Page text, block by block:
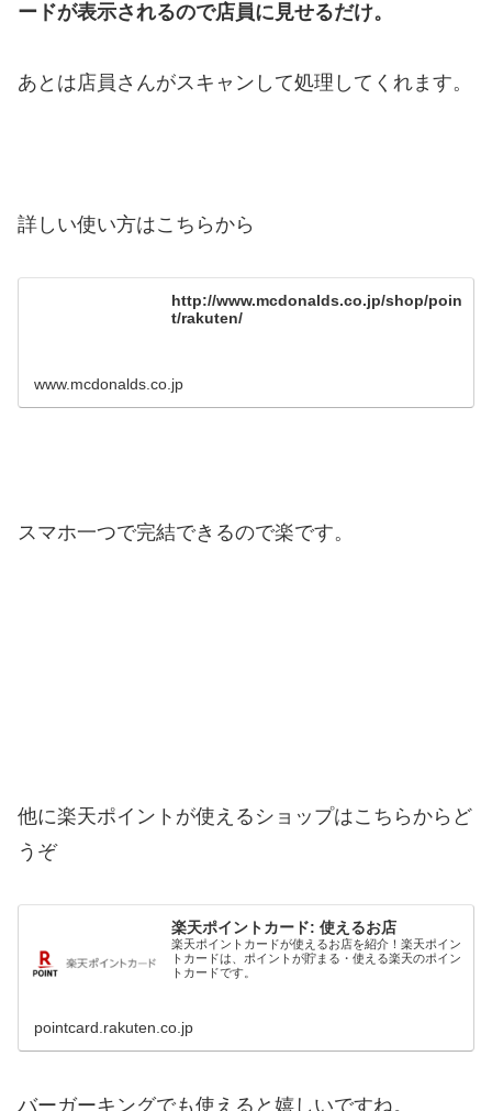
ードが表示されるので店員に見せるだけ。
あとは店員さんがスキャンして処理してくれます。
詳しい使い方はこちらから
http://www.mcdonalds.co.jp/shop/poin
t/rakuten/
www.mcdonalds.co.jp
スマホ一つで完結できるので楽です。
他に楽天ポイントが使えるショップはこちらからど
うぞ
楽天ポイントカード: 使えるお店
楽天ポイントカードが使えるお店を紹介！楽天ポイン
トカードは、ポイントが貯まる・使える楽天のポイン
トカードです。
pointcard.rakuten.co.jp
バーガーキングでも使えると嬉しいですね。